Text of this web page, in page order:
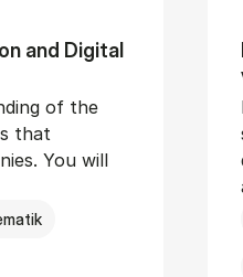
and Di­git­al
of the
that
You will